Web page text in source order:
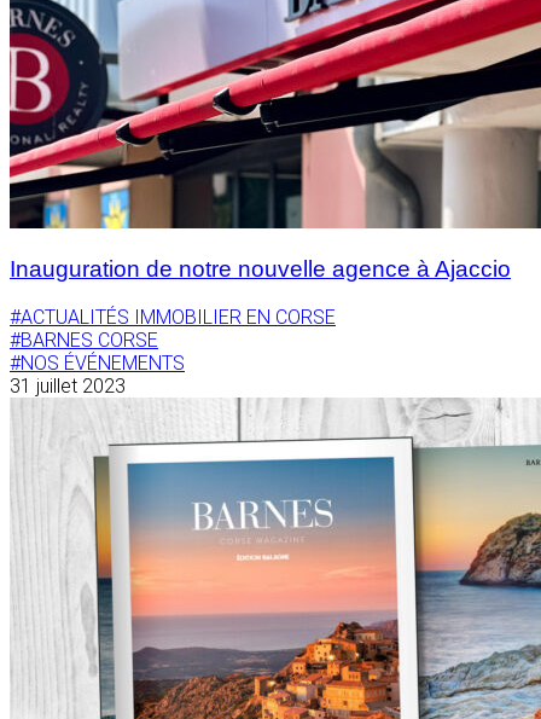
Inauguration de notre nouvelle agence à Ajaccio
#ACTUALITÉS IMMOBILIER EN CORSE
#BARNES CORSE
#NOS ÉVÉNEMENTS
31 juillet 2023